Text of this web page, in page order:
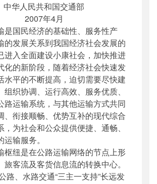
2007年04月30日
：
公路 运输 枢纽 规划 通知
综合规划司
综合规划
部文件
中华人民共和国交通部
2007年4月
国民经济的基础性、服务性产
的发展关系到我国经济社会发展的
进入全面建设小康社会，加快推进
化的新阶段，随着经济社会快速发
水平的不断提高，迫切需要尽快建
组织协调、运行高效、服务优质、
路运输系统，与其他运输方式共同
、衔接顺畅、优势互补的现代综合
为社会和公众提供便捷、通畅、
输服务。
纽是在公路运输网络的节点上形
旅客流及客货信息流的转换中心。
路、水路交通“三主一支持”长远发